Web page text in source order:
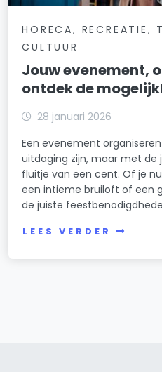
HORECA, RECREATIE,
CULTUUR
Jouw evenement,
ontdek de
28 januari 2026
Een evenement
uitdaging zijn, maar met de
fluitje van een cent. Of je
een intieme bruiloft of een
de juiste
LEES VERDER